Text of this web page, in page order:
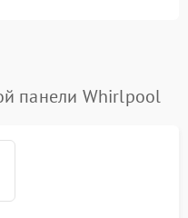
панели Whirlpool